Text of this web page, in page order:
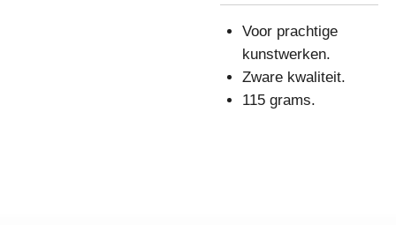
Voor prachtige
kunstwerken.
Zware kwaliteit.
115 grams.